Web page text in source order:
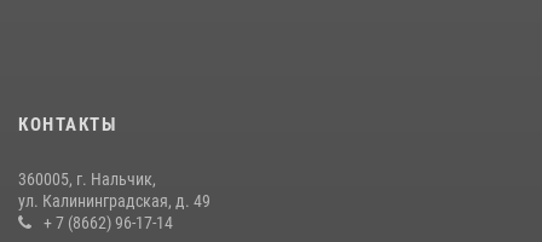
В Кабардино-Балкарии при силовой поддержке Росгвардии изъяты
оружие и наркотические средства
КОНТАКТЫ
360005, г. Нальчик,
ул. Калининградская, д. 49
+ 7 (8662) 96-17-14